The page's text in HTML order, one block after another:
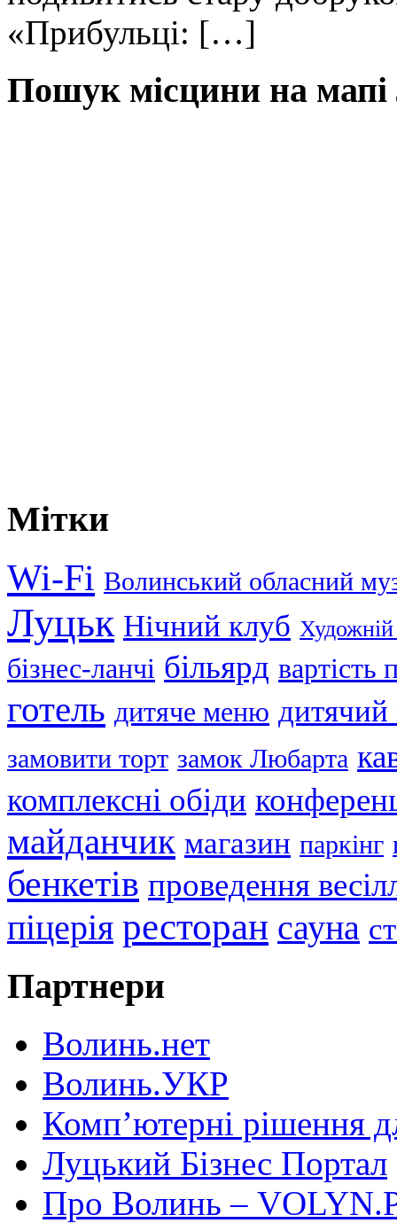
«Прибульці: […]
Пошук місцини на
Мітки
Wi-Fi Волинський обласний
Луцьк Нічний клуб
бізнес-ланчі більярд вартість
готель дитяче меню
замовити торт замок Любарта
комплексні обіди
майданчик магазин паркінг
бенкетів проведення
піцерія ресторан сауна
Партнери
Волинь.нет
Волинь.УКР
Комп’ютерні рішення
Луцький Бізнес Портал
Про Волинь –